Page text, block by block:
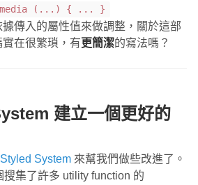
(...) { ... }
傳入的屬性值來做調整，關於這部
在很繁瑣，有更簡潔的寫法嗎？
建立一個更好的
Styled System 來幫我們做些改進了。
集了許多 utility function 的